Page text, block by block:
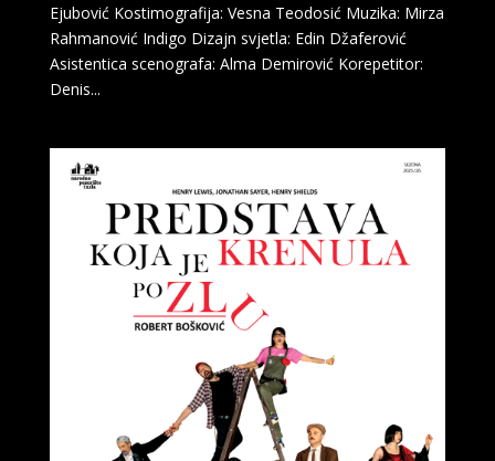
Ejubović Kostimografija: Vesna Teodosić Muzika: Mirza
Rahmanović Indigo Dizajn svjetla: Edin Džaferović
Asistentica scenografa: Alma Demirović Korepetitor:
Denis...